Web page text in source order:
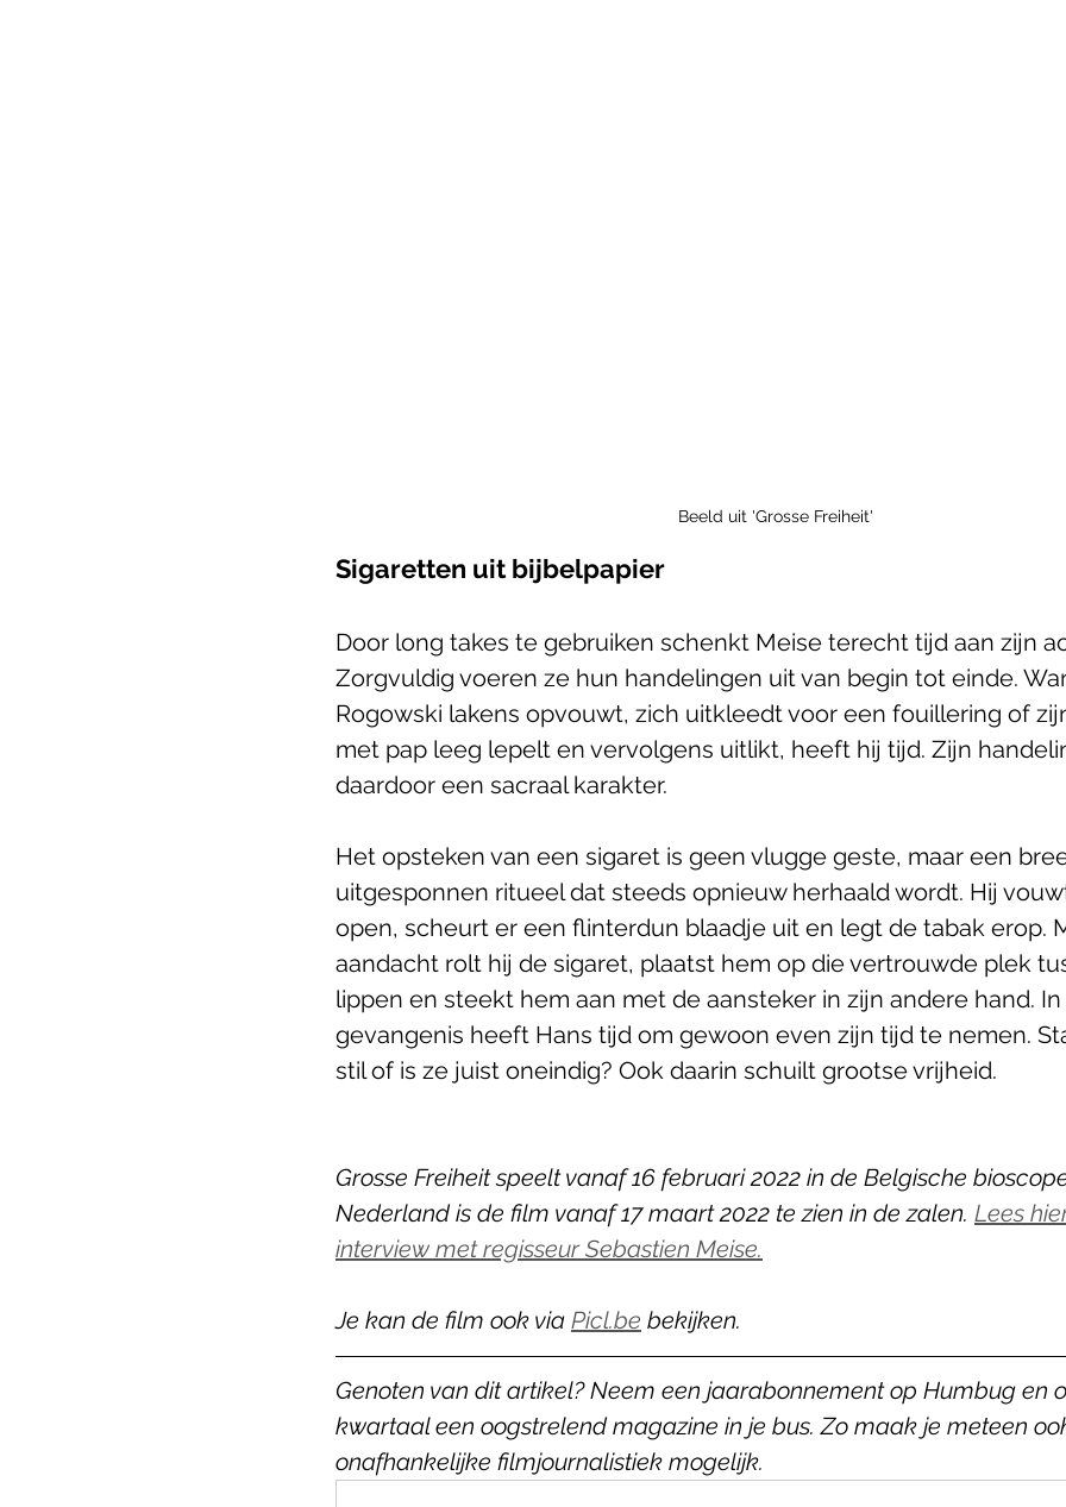
Beeld uit 'Grosse Freiheit'
Sigaretten uit bijbelpapier
Door long takes te gebruiken schenkt Meise terecht tijd aan zijn
Zorgvuldig voeren ze hun handelingen uit van begin tot einde.
Rogowski lakens opvouwt, zich uitkleedt voor een fouillering of
met pap leeg lepelt en vervolgens uitlikt, heeft hij tijd. Zijn
daardoor een sacraal karakter.
Het opsteken van een sigaret is geen vlugge geste, maar een
uitgesponnen ritueel dat steeds opnieuw herhaald wordt. Hij
open, scheurt er een flinterdun blaadje uit en legt de tabak erop.
aandacht rolt hij de sigaret, plaatst hem op die vertrouwde plek
lippen en steekt hem aan met de aansteker in zijn andere hand.
gevangenis heeft Hans tijd om gewoon even zijn tijd te nemen.
stil of is ze juist oneindig? Ook daarin schuilt grootse vrijheid.
Grosse Freiheit speelt vanaf 16 februari 2022 in de Belgische
Nederland is de film vanaf 17 maart 2022 te zien in de zalen. Lees
interview met regisseur Sebastien Meise.
Je kan de film ook via Picl.be bekijken.
Genoten van dit artikel? Neem een jaarabonnement op Humbug en
kwartaal een oogstrelend magazine in je bus. Zo maak je meteen
onafhankelijke filmjournalistiek mogelijk.